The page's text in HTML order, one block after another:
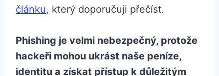
článku, který doporučuji přečíst.
Phishing je velmi nebezpečný, protože
hackeři mohou ukrást naše peníze,
identitu a získat přístup k důležitým